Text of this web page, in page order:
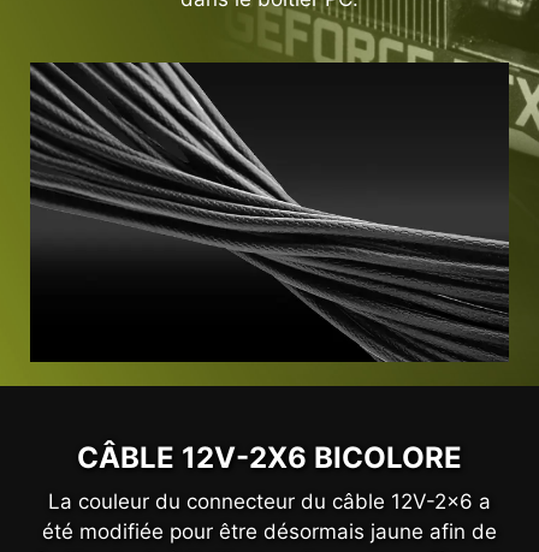
CÂBLE 12V-2X6 BICOLORE
La couleur du connecteur du câble 12V-2x6 a
été modifiée pour être désormais jaune afin de